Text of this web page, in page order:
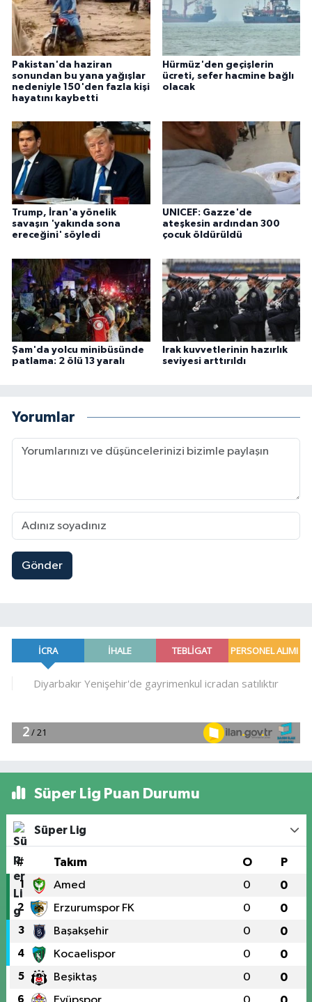
Pakistan'da haziran
sonundan bu yana yağışlar
nedeniyle 150'den fazla kişi
hayatını kaybetti
Hürmüz'den geçişlerin
ücreti, sefer hacmine bağlı
olacak
Trump, İran'a yönelik
savaşın 'yakında sona
ereceğini' söyledi
UNICEF: Gazze'de
ateşkesin ardından 300
çocuk öldürüldü
Şam'da yolcu minibüsünde
patlama: 2 ölü 13 yaralı
Irak kuvvetlerinin hazırlık
seviyesi arttırıldı
Yorumlar
Gönder
Süper Lig Puan Durumu
Süper Lig
# Takım O P
1 Amed 0 0
2 Erzurumspor FK 0 0
3 Başakşehir 0 0
4 Kocaelispor 0 0
5 Beşiktaş 0 0
6